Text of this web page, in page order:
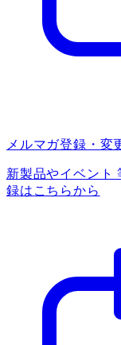
メルマガ登録・変
新製品やイベント
録はこちらから